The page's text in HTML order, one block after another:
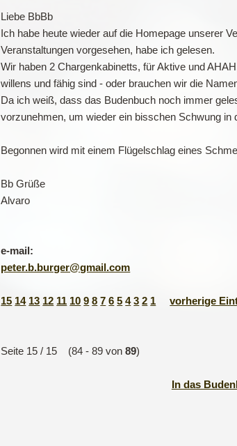
Liebe BbBb
Ich habe heute wieder auf die Homepage unserer
Veranstaltungen vorgesehen, habe ich gelesen.
Wir haben 2 Chargenkabinetts, für Aktive und
willens und fähig sind - oder brauchen wir die
Da ich weiß, dass das Budenbuch noch immer
vorzunehmen, um wieder ein bisschen Schwung in
Begonnen wird mit einem Flügelschlag eines
Bb Grüße
Alvaro
e-mail:
peter.b.burger@gmail.com
15 14 13 12 11 10 9 8 7 6 5 4 3 2 1 vorherige
Seite 15 / 15 (84 - 89 von89)
In das